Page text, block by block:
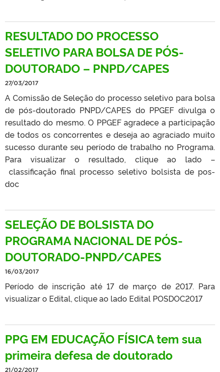
RESULTADO DO PROCESSO
SELETIVO PARA BOLSA DE PÓS-
DOUTORADO – PNPD/CAPES
27/03/2017
A Comissão de Seleção do processo seletivo para bolsa
de pós-doutorado PNPD/CAPES do PPGEF divulga o
resultado do mesmo. O PPGEF agradece a participação
de todos os concorrentes e deseja ao agraciado muito
sucesso durante seu período de trabalho no Programa.
Para visualizar o resultado, clique ao lado –
classificação final processo seletivo bolsista de pos-
doc
SELEÇÃO DE BOLSISTA DO
PROGRAMA NACIONAL DE PÓS-
DOUTORADO-PNPD/CAPES
16/03/2017
Período de inscrição até 17 de março de 2017. Para
visualizar o Edital, clique ao lado Edital POSDOC2017
PPG EM EDUCAÇÃO FÍSICA tem sua
primeira defesa de doutorado
21/02/2017